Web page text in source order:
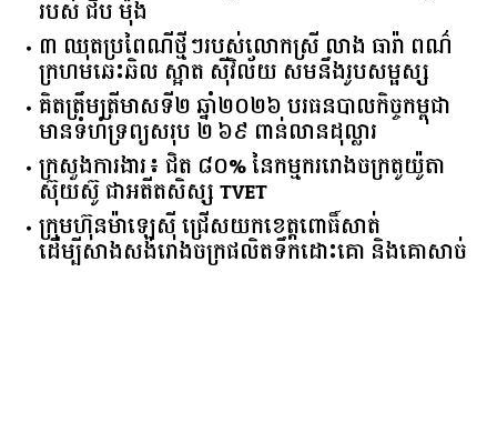
របស់ ជីប ម៉ុង
៣ ឈុតប្រពៃណីថ្មីៗរបស់លោកស្រី លាង ធារ៉ា ពណ៌
ក្រហមឆេះឆិល ស្អាត ​ស៊ីវិល័យ សមនឹងរូបសម្ផស្ស
គិត​ត្រឹមត្រីមាស​ទី​២​ ​ឆ្នាំ​២០២៦​ បរធន​បាលកិច្ច​កម្ពុជា​ ​
មាន​ទំហំ​ទ្រព្យ​សរុប​ ​២.៦៩​ ​ពាន់លាន​ដុល្លារ​
ក្រសួង​ការងារ​៖ ​ជិត​ ​៨០​% ​នៃ​កម្មករ​រោងចក្រ​តូយ៉ូតា ​
ស៊ុយ​ស៊ូ ​ជា​អតីត​សិស្ស​ ​TVET​
ក្រុមហ៊ុន​ម៉ាឡេស៊ី ជ្រើសយកខេត្ដពោធិ៍សាត់
ដើម្បីសាងសង់រោងចក្រផលិតទឹកដោះគោ និងគោសាច់